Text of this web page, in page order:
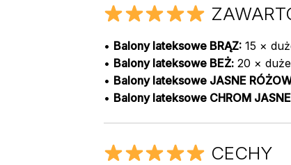
• Balony lateksowe BRĄZ:15 ×
• Balony lateksowe BEŻ:20 × duże
• Balony lateksowe JASNE
• Balony lateksowe CHROM
CECHY